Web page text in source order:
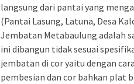
langsung dari pantai yang
(Pantai Lasung, Latuna, Desa
Jembatan Metabaulung adalah
ini dibangun tidak sesuai
jembatan di cor yaitu dengan
pembesian dan cor bahkan plat